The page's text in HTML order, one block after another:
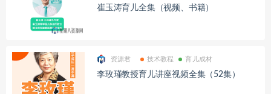
崔玉涛育儿全集（视频、书籍）
资源君 技术教程 育儿成材
李玫瑾教授育儿讲座视频全集（52集）